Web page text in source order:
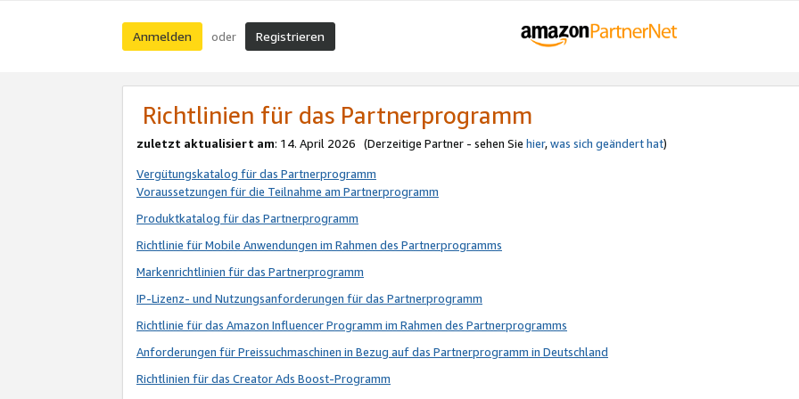
Anmelden oder Registrieren
Richtlinien für das Partnerprogramm
zuletzt aktualisiert am: 14. April 2026 (Derzeitige Partner - sehen Sie hier,was sich geändert hat)
Vergütungskatalog für das Partnerprogramm
Voraussetzungen für die Teilnahme am Partnerprogramm
Produktkatalog für das Partnerprogramm
Richtlinie für Mobile Anwendungen im Rahmen des Partnerprogramms
Markenrichtlinien für das Partnerprogramm
IP-Lizenz- und Nutzungsanforderungen für das Partnerprogramm
Richtlinie für das Amazon Influencer Programm im Rahmen des Partnerprogramms
Anforderungen für Preissuchmaschinen in Bezug auf das Partnerprogramm in Deutschland
Richtlinien für das Creator Ads Boost-Programm